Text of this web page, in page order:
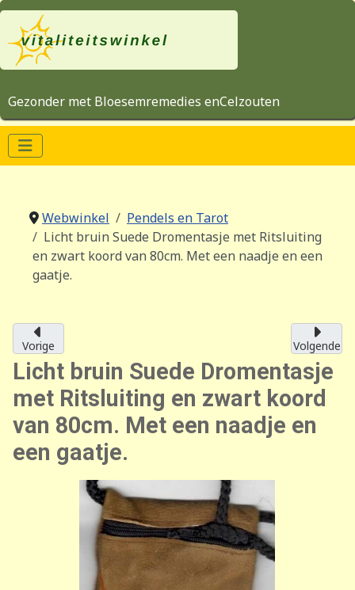
Gezonder met Bloesemremedies enCelzouten
Webwinkel
Pendels en Tarot
Licht bruin Suede Dromentasje met Ritsluiting
en zwart koord van 80cm. Met een naadje en een
gaatje.
Vorige Volgende
Licht bruin Suede Dromentasje
met Ritsluiting en zwart koord
van 80cm. Met een naadje en
een gaatje.